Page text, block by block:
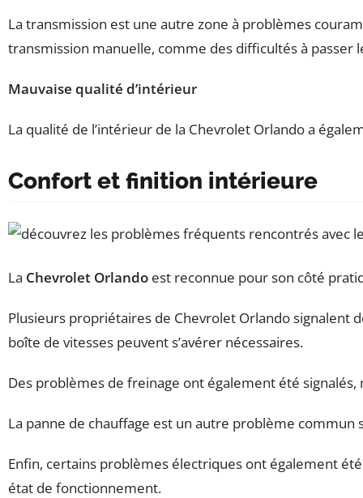
La transmission est une autre zone à problèmes
transmission manuelle, comme des difficultés à
Mauvaise qualité d’intérieur
La qualité de l’intérieur de la Chevrolet Orlando a
Confort et finition intérieure
La Chevrolet Orlando est reconnue pour son côté
Plusieurs propriétaires de Chevrolet Orlando signalent
boîte de vitesses peuvent s’avérer nécessaires.
Des problèmes de freinage ont également été
La panne de chauffage est un autre problème
Enfin, certains problèmes électriques ont également
état de fonctionnement.